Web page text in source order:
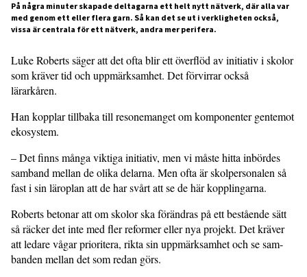
På några minuter skapade deltagarna ett helt nytt nätverk, där alla var
med genom ett eller flera garn. Så kan det se ut i verkligheten också,
vissa är centrala för ett nätverk, andra mer perifera.
Luke Roberts säger att det ofta blir ett överflöd av initiativ i skolor
som kräver tid och uppmärksamhet. Det förvirrar också
lärarkåren.
Han kopplar tillbaka till resonemanget om komponenter gentemot
ekosystem.
– Det finns många viktiga initiativ, men vi måste hitta inbördes
samband mellan de olika delarna. Men ofta är skolperso­nalen så
fast i sin läroplan att de har svårt att se de här kopplingarna.
Roberts betonar att om skolor ska för­ändras på ett bestående sätt
så räcker det inte med fler reformer eller nya projekt. Det kräver
att ledare vågar prioritera, rikta sin uppmärksamhet och se sam-
banden mellan det som redan görs.